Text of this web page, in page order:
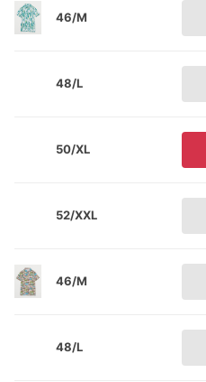
46/M
48/L
50/XL
52/XXL
46/M
48/L